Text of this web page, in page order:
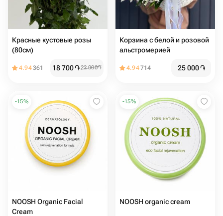
Красные кустовые розы
(80см)
4.94361 18 700֏22 000֏
Корзина с белой и розовой
альстромерией
4.94714 25 000֏
-15%
NOOSH Organic Facial
Cream
-15%
NOOSH organic cream